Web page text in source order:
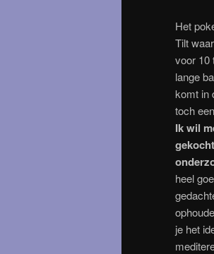
Het
Tilt
voor 10
lange
komt in
toch
Ik wil
heel
je het